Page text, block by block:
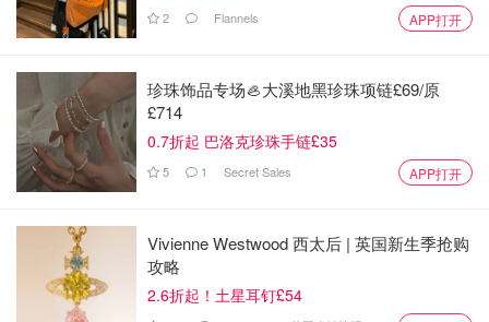
2 Flannels APP打开
珍珠饰品专场🦪大溪地黑珍珠项链£69/原
£714
0.7折起 巴洛克珍珠手链£35
5 1 Secret Sales APP打开
Vivienne Westwood 西太后 | 英国新生季抢购
攻略
2.6折起！土星耳钉£54